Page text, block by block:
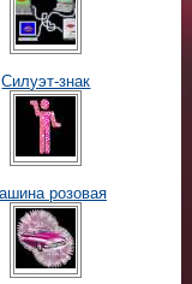
Силуэт-знак
розовая